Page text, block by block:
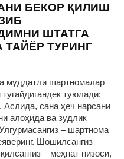
БЕКОР ҚИЛИШ
ШТАТГА
ТУРИНГ
муддатли шартномалар
туюлади:
сана ҳеч нарсани
алоҳида ва зудлик
– шартнома
Шошилсангиз
– меҳнат низоси,